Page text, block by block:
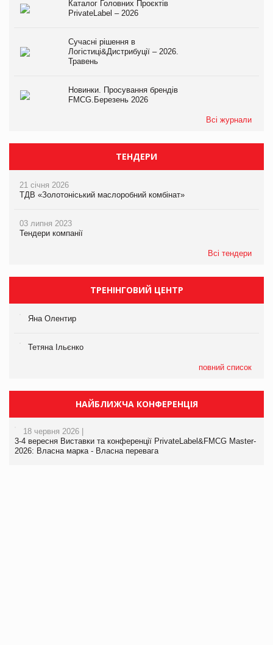
Каталог Головних Проєктів
PrivateLabel – 2026
Сучасні рішення в
Логістиці&Дистрибуції – 2026.
Травень
Новинки. Просування брендів
FMCG.Березень 2026
Всі журнали
ТЕНДЕРИ
21 січня 2026
ТДВ «Золотоніський маслоробний комбінат»
03 липня 2023
Тендери компанії
Всі тендери
ТРЕНІНГОВИЙ ЦЕНТР
Яна Олентир
Тетяна Ільєнко
повний список
НАЙБЛИЖЧА КОНФЕРЕНЦІЯ
18 червня 2026 |
3-4 вересня Виставки та конференції PrivateLabel&FMCG Master-
2026: Власна марка - Власна перевага